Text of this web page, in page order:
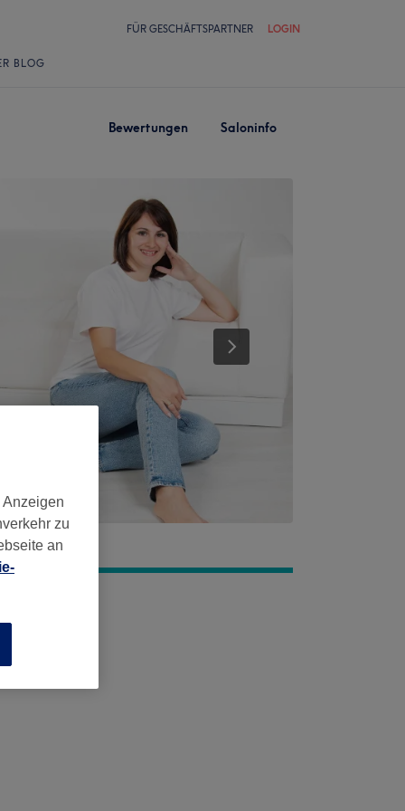
FÜR GESCHÄFTSPARTNER LOGIN
BLOG
Bewertungen Saloninfo
zu
an